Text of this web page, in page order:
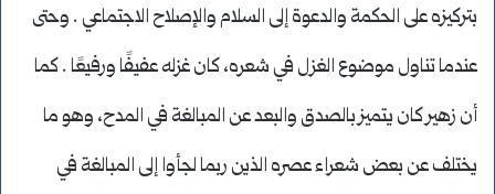
بتركيزه على الحكمة والدعوة إلى السلام والإصلاح الاجتماعي . وحتى
عندما تناول موضوع الغزل في شعره، كان غزله عفيفًا ورفيعًا . كما
أن زهير كان يتميز بالصدق والبعد عن المبالغة في المدح، وهو ما
يختلف عن بعض شعراء عصره الذين ربما لجأوا إلى المبالغة في